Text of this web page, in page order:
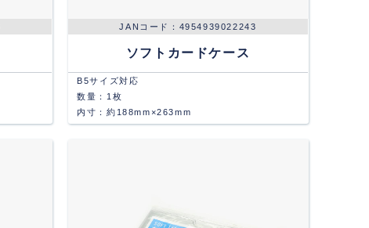
4954939022243
ソフトカードケース
B5サイズ対応
数量：1枚
内寸：約188mm×263mm